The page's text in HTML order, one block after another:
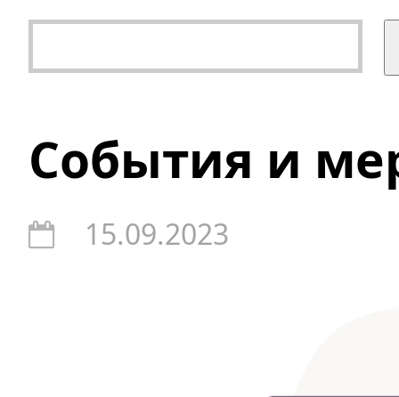
События и
15.09.2023